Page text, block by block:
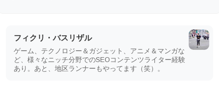
フィクリ・バスリザル
ゲーム、テクノロジー＆ガジェット、アニメ＆マンガな
ど、様々なニッチ分野でのSEOコンテンツライター経験
あり。あと、地区ランナーもやってます（笑）。